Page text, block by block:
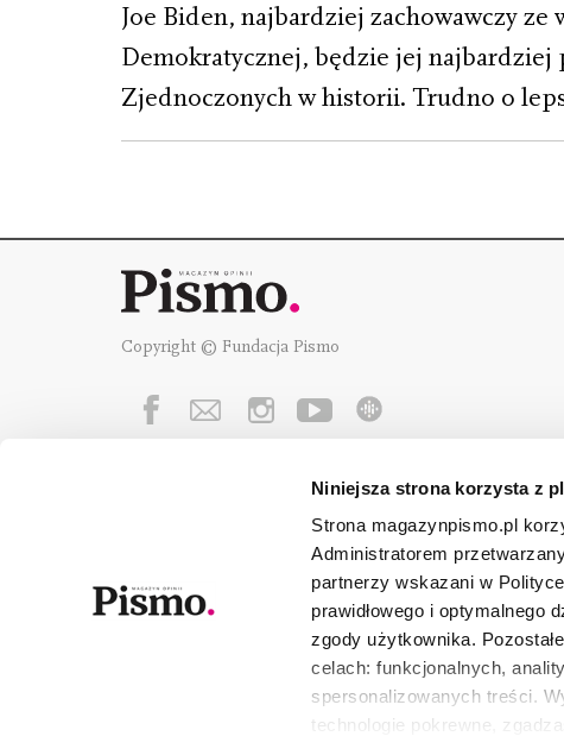
Niniejsza strona korzysta z
Strona magazynpismo.pl
Administratorem
partnerzy wskazani w
prawidłowego i optymalnego
zgody użytkownika.
celach: funkcjonalnych,
spersonalizowanych treści.
technologie pokrewne,
Joe Biden, najbardziej zachowawczy
Demokratycznej, będzie jej najbardziej
Zjednoczonych w historii. Trudno o
Copyright © Fundacja Pismo
Fundację Pismowspierają: